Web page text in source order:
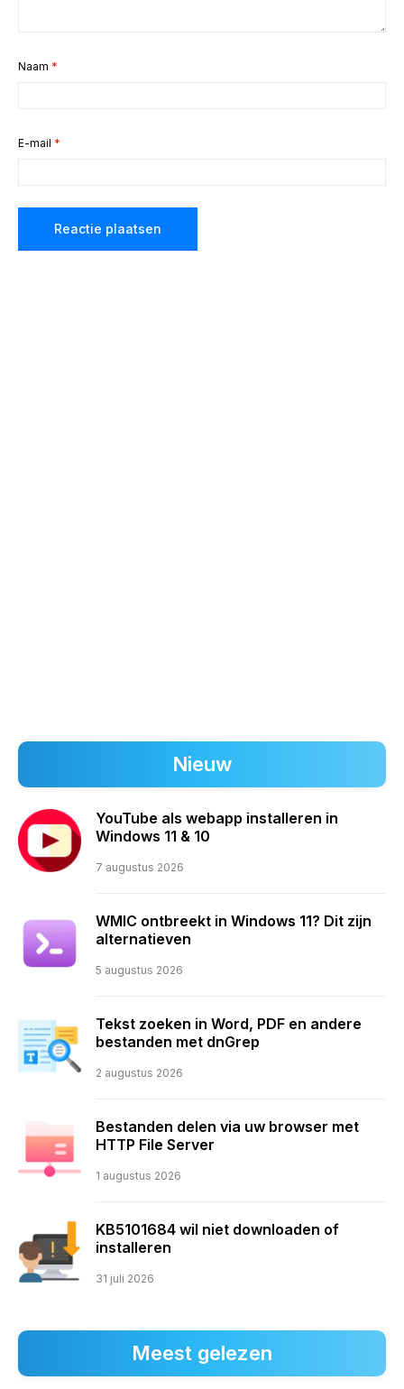
Naam *
E-mail *
Nieuw
YouTube als webapp installeren in
Windows 11 & 10
7 augustus 2026
WMIC ontbreekt in Windows 11? Dit zijn
alternatieven
5 augustus 2026
Tekst zoeken in Word, PDF en andere
bestanden met dnGrep
2 augustus 2026
Bestanden delen via uw browser met
HTTP File Server
1 augustus 2026
KB5101684 wil niet downloaden of
installeren
31 juli 2026
Meest gelezen